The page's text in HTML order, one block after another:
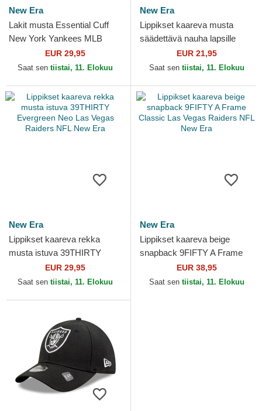
New Era
Lakit musta Essential Cuff
New York Yankees MLB
EUR 29,95
Saat sen tiistai, 11. Elokuu
New Era
Lippikset kaareva musta
säädettävä nauha lapsille
9FORTY The League Las
Vegas Raiders NFL New Era
EUR 21,95
Saat sen tiistai, 11. Elokuu
New Era
Lippikset kaareva rekka
musta istuva 39THIRTY
Evergreen Neo Las Vegas
Raiders NFL New Era
EUR 29,95
Saat sen tiistai, 11. Elokuu
New Era
Lippikset kaareva beige
snapback 9FIFTY A Frame
Classic Las Vegas Raiders
NFL New Era
EUR 38,95
Saat sen tiistai, 11. Elokuu